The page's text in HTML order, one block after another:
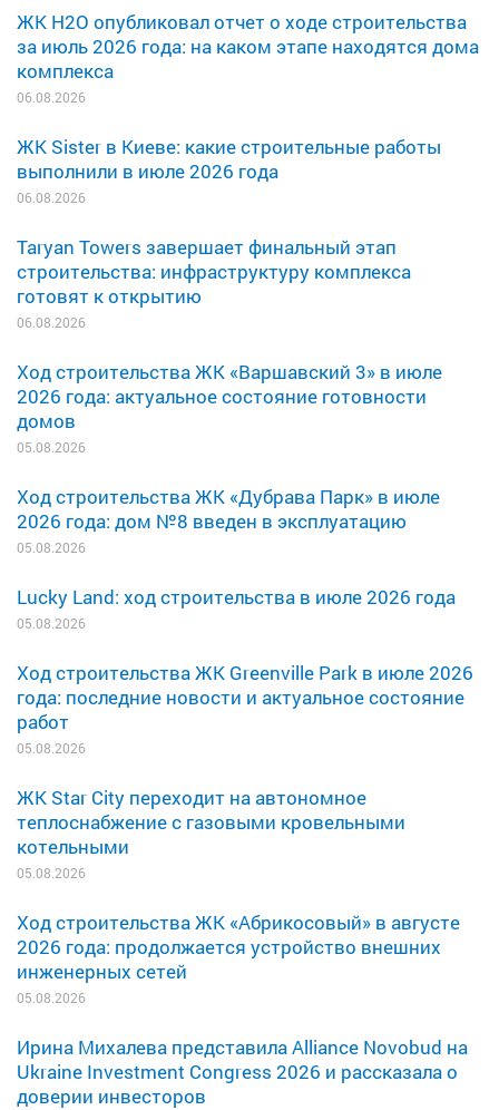
ЖК H2O опубликовал отчет о ходе строительства
за июль 2026 года: на каком этапе находятся дома
комплекса
06.08.2026
ЖК Sister в Киеве: какие строительные работы
выполнили в июле 2026 года
06.08.2026
Taryan Towers завершает финальный этап
строительства: инфраструктуру комплекса
готовят к открытию
06.08.2026
Ход строительства ЖК «Варшавский 3» в июле
2026 года: актуальное состояние готовности
домов
05.08.2026
Ход строительства ЖК «Дубрава Парк» в июле
2026 года: дом №8 введен в эксплуатацию
05.08.2026
Lucky Land: ход строительства в июле 2026 года
05.08.2026
Ход строительства ЖК Greenville Park в июле 2026
года: последние новости и актуальное состояние
работ
05.08.2026
ЖК Star City переходит на автономное
теплоснабжение с газовыми кровельными
котельными
05.08.2026
Ход строительства ЖК «Абрикосовый» в августе
2026 года: продолжается устройство внешних
инженерных сетей
05.08.2026
Ирина Михалева представила Alliance Novobud на
Ukraine Investment Congress 2026 и рассказала о
доверии инвесторов